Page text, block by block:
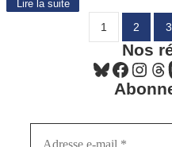
Lire la suite
1 2 3
Nos
Bluesky Facebook Instagram Threads